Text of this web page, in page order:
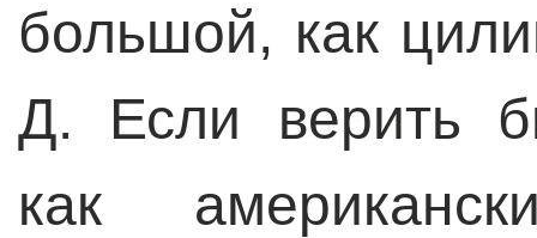
большой, как
Д. Если верить
как